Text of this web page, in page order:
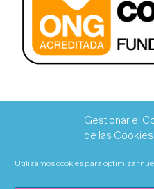
Gestionar el
de las Cookies
Utilizamos cookies para optimizar